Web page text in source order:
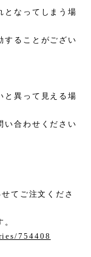
となってしまう場
することがござい
と異って見える場
い合わせください
てご注文くださ
754408